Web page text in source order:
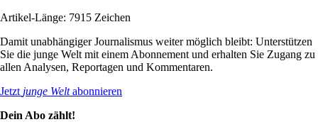
Artikel-Länge: 7915 Zeichen
Damit unabhängiger Journalismus weiter möglich bleibt: Unterstützen
Sie die junge Welt mit einem Abonnement und erhalten Sie Zugang zu
allen Analysen, Reportagen und Kommentaren.
Jetzt junge Weltabonnieren
Dein Abo zählt!